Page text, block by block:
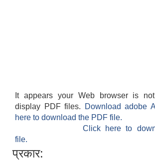
It appears your Web browser is
display PDF files.
Download adobe
here to download the PDF file.
Click here to
file.
प्रकार: